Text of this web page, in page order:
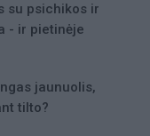
su psichikos ir
- ir pietinėje
jaunuolis,
tilto?